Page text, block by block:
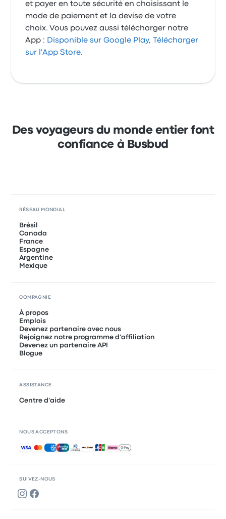
et payer en toute sécurité en choisissant le
mode de paiement et la devise de votre
choix. Vous pouvez aussi télécharger notre
App : Disponible sur Google Play,
Télécharger
sur l'App Store.
Des voyageurs du monde entier font
confiance à Busbud
SUIVEZ-NOUS
RÉSEAU MONDIAL
Brésil
Canada
France
Espagne
Argentine
Mexique
COMPAGNIE
À propos
Emplois
Devenez partenaire avec nous
Rejoignez notre programme d'affiliation
Devenez un partenaire API
Blogue
ASSISTANCE
Centre d'aide
NOUS ACCEPTONS
Paiements acceptés